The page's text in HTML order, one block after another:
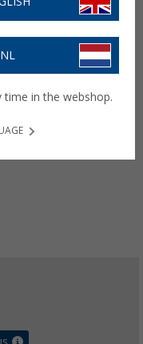
time in the webshop.